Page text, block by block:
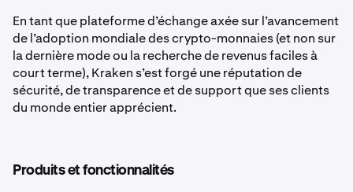
En tant que plateforme d’échange axée sur l’avancement
de l’adoption mondiale des crypto-monnaies (et non sur
la dernière mode ou la recherche de revenus faciles à
court terme), Kraken s’est forgé une réputation de
sécurité, de transparence et de support que ses clients
du monde entier apprécient.
Produits et fonctionnalités